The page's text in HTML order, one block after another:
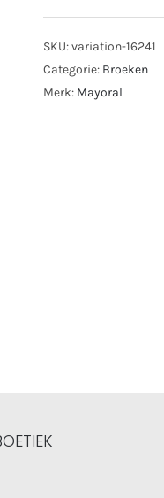
SKU:variation-16241
Categorie: Broeken
Merk: Mayoral